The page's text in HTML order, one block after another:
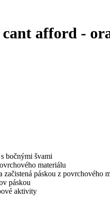
afford -
bočnými švami
materiálu
páskou z povrchového
páskou
aktivity